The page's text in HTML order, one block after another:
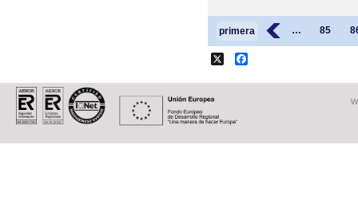
primera ‹ … 85